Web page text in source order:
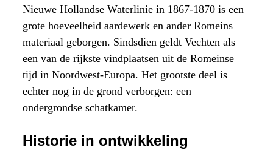
Nieuwe Hollandse Waterlinie in 1867-1870 is een
grote hoeveelheid aardewerk en ander Romeins
materiaal geborgen. Sindsdien geldt Vechten als
een van de rijkste vindplaatsen uit de Romeinse
tijd in Noordwest-Europa. Het grootste deel is
echter nog in de grond verborgen: een
ondergrondse schatkamer.
Historie in ontwikkeling